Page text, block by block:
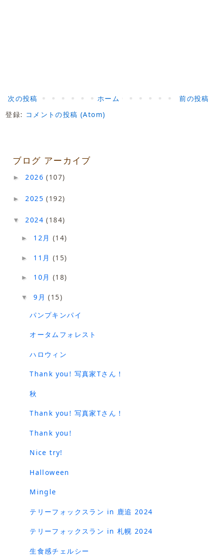
次の投稿 前の投稿
ホーム
登録: コメントの投稿 (Atom)
ブログ アーカイブ
►2026(107)
►2025(192)
▼2024(184)
► 12月 (14)
► 11月 (15)
► 10月 (18)
▼9月(15)
パンプキンパイ
オータムフォレスト
ハロウィン
Thank you! 写真家Tさん！
秋
Thank you! 写真家Tさん！
Thank you!
Nice try!
Halloween
Mingle
テリーフォックスラン in 鹿追 2024
テリーフォックスラン in 札幌 2024
生食感チェルシー